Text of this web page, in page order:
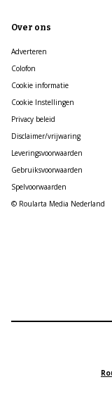
Over ons
Adverteren
Colofon
Cookie informatie
Cookie Instellingen
Privacy beleid
Disclaimer/vrijwaring
Leveringsvoorwaarden
Gebruiksvoorwaarden
Spelvoorwaarden
© Roularta Media Nederland